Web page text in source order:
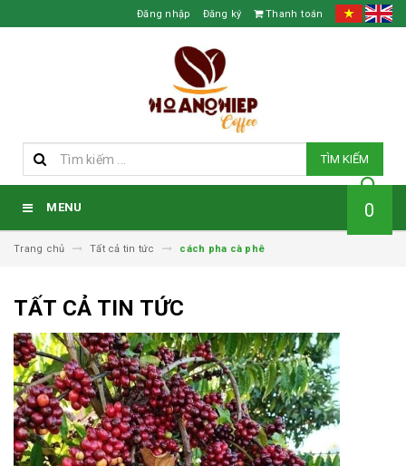
Đăng nhập Đăng ký Thanh toán
TÌM KIẾM
MENU 0
Trang chủ Tất cả tin tức cách pha cà phê
TẤT CẢ TIN TỨC